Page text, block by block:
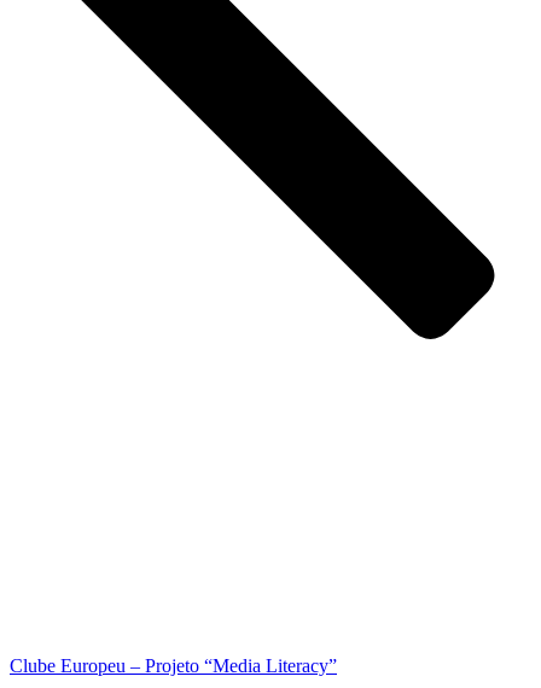
Clube Europeu – Projeto “Media Literacy”